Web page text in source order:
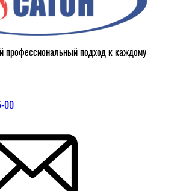
подход к каждому
00